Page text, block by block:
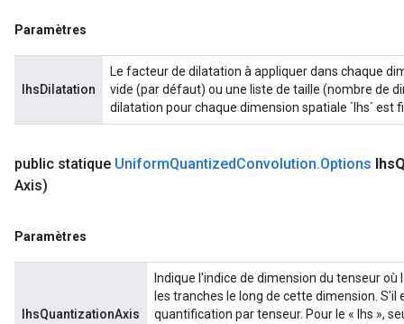
Paramètres
lhsDilatation
Le facteur de dilatation à appliquer dans chaque
vide (par défaut) ou une liste de taille (nombre de
dilatation pour chaque dimension spatiale `lhs` est
public statique UniformQuantizedConvolution.Options lhs
Axis)
Paramètres
lhsQuantizationAxis
Indique l'indice de dimension du tenseur
les tranches le long de cette dimension.
quantification par tenseur. Pour le « lhs »,